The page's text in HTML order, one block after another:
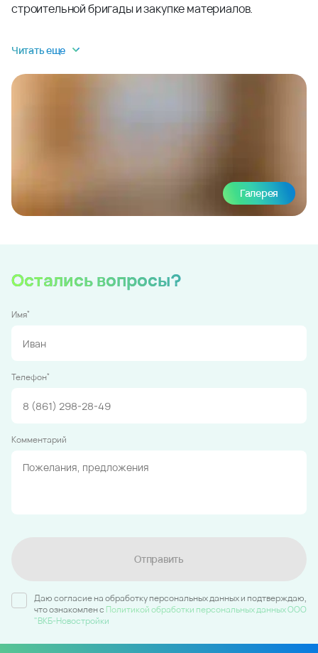
строительной бригады и закупке материалов.
Читать еще
Галерея
Остались вопросы?
Имя*
Телефон*
Комментарий
Отправить
Даю согласие на обработку персональных данных и подтверждаю,
что ознакомлен c Политикой обработки персональных данных ООО
"ВКБ-Новостройки